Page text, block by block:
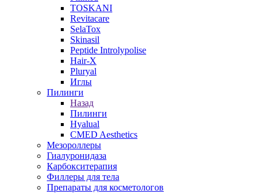
TOSKANI
Revitacare
SelaTox
Skinasil
Peptide Introlypolise
Hair-X
Pluryal
Иглы
Пилинги
Назад
Пилинги
Hyalual
CMED Aesthetics
Мезороллеры
Гиалуронидаза
Карбокситерапия
Филлеры для тела
Препараты для косметологов